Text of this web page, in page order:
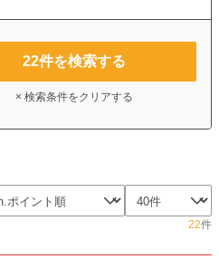
22件を検索する
× 検索条件をクリアする
22件